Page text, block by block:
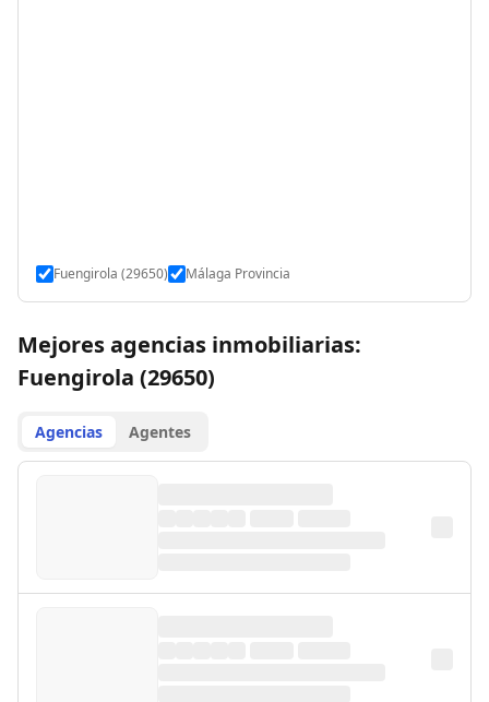
Fuengirola (29650) Málaga Provincia
Mejores agencias inmobiliarias:
Fuengirola (29650)
Agencias Agentes